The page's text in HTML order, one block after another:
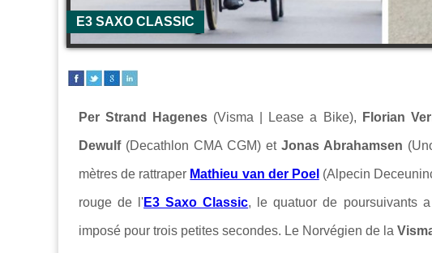
E3 SAXO CLASSIC
Per Strand Hagenes (Visma | Lease a Bike), Florian
Dewulf (Decathlon CMA CGM) et Jonas Abrahamsen
mètres de rattraper Mathieu van der Poel (Alpecin
rouge de l'E3 Saxo Classic, le quatuor de poursuivants
imposé pour trois petites secondes. Le Norvégien de la